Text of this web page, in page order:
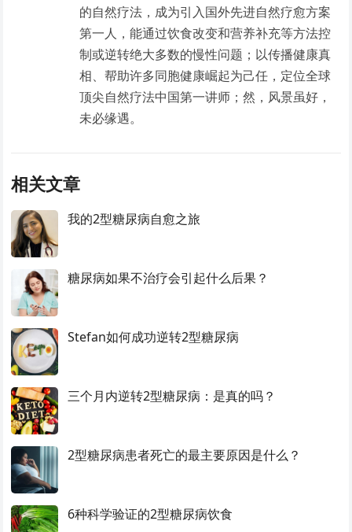
的自然疗法，成为引入国外先进自然疗愈方案
第一人，能通过饮食改变和营养补充等方法控
制或逆转绝大多数的慢性问题；以传播健康真
相、帮助许多同胞健康崛起为己任，定位全球
顶尖自然疗法中国第一讲师；然，风景虽好，
未必缘遇。
相关文章
我的2型糖尿病自愈之旅
糖尿病如果不治疗会引起什么后果？
Stefan如何成功逆转2型糖尿病
三个月内逆转2型糖尿病：是真的吗？
2型糖尿病患者死亡的最主要原因是什么？
6种科学验证的2型糖尿病饮食